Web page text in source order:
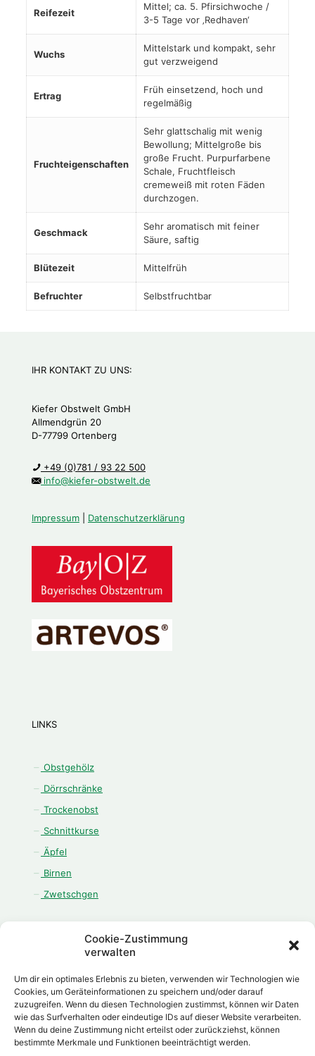
Cookie-Zustimmung
verwalten
Um dir ein optimales Erlebnis zu bieten, verwenden wir Technologien wie
Cookies, um Geräteinformationen zu speichern und/oder darauf
zuzugreifen. Wenn du diesen Technologien zustimmst, können wir Daten
wie das Surfverhalten oder eindeutige IDs auf dieser Website verarbeiten.
Wenn du deine Zustimmung nicht erteilst oder zurückziehst, können
bestimmte Merkmale und Funktionen beeinträchtigt werden.
Reifezeit
Mittel; ca. 5. Pfirsichwoche /
3-5 Tage vor ‚Redhaven‘
Wuchs
Mittelstark und kompakt, sehr
gut verzweigend
Ertrag
Früh einsetzend, hoch und
regelmäßig
Fruchteigenschaften
Sehr glattschalig mit wenig
Bewollung; Mittelgroße bis
große Frucht. Purpurfarbene
Schale, Fruchtfleisch
cremeweiß mit roten Fäden
durchzogen.
Geschmack
Sehr aromatisch mit feiner
Säure, saftig
Blütezeit Mittelfrüh
Befruchter Selbstfruchtbar
IHR KONTAKT ZU UNS:
Kiefer Obstwelt GmbH
Allmendgrün 20
D-77799 Ortenberg
+49 (0)781 / 93 22 500
info@kiefer-obstwelt.de
Impressum Datenschutzerklärung
LINKS
Obstgehölz
Dörrschränke
Trockenobst
Schnittkurse
Äpfel
Birnen
Zwetschgen
ÖFFNUNGSZEITEN
Montag - Freitag:
08.00 Uhr - 12.00 Uhr
13.00 Uhr - 18.00 Uhr
Samstag: